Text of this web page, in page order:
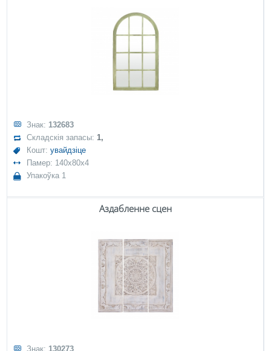
Знак: 132683
Складскія запасы:1,
Кошт:увайдзіце
Памер: 140x80x4
Упакоўка 1
Аздабленне сцен
Знак: 130273